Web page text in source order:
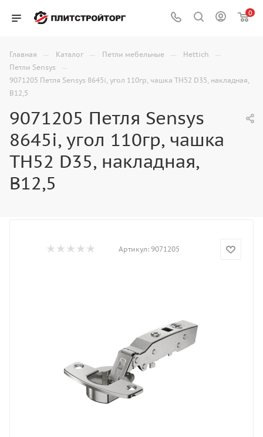
0
Главная — Каталог — Петли мебельные — Hettich —
Петли Sensys —
9071205 Петля Sensys 8645i, угол 110гр, чашка TH52 D35, накладная,
B12,5
9071205 Петля Sensys
8645i, угол 110гр, чашка
TH52 D35, накладная,
B12,5
Артикул: 9071205